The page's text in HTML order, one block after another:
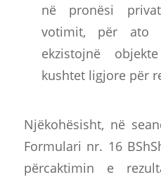
në pronësi
votimit, për ato
ekzistojnë
kushtet ligjore për
Njëkohësisht, në
Formulari nr. 16
përcaktimin e